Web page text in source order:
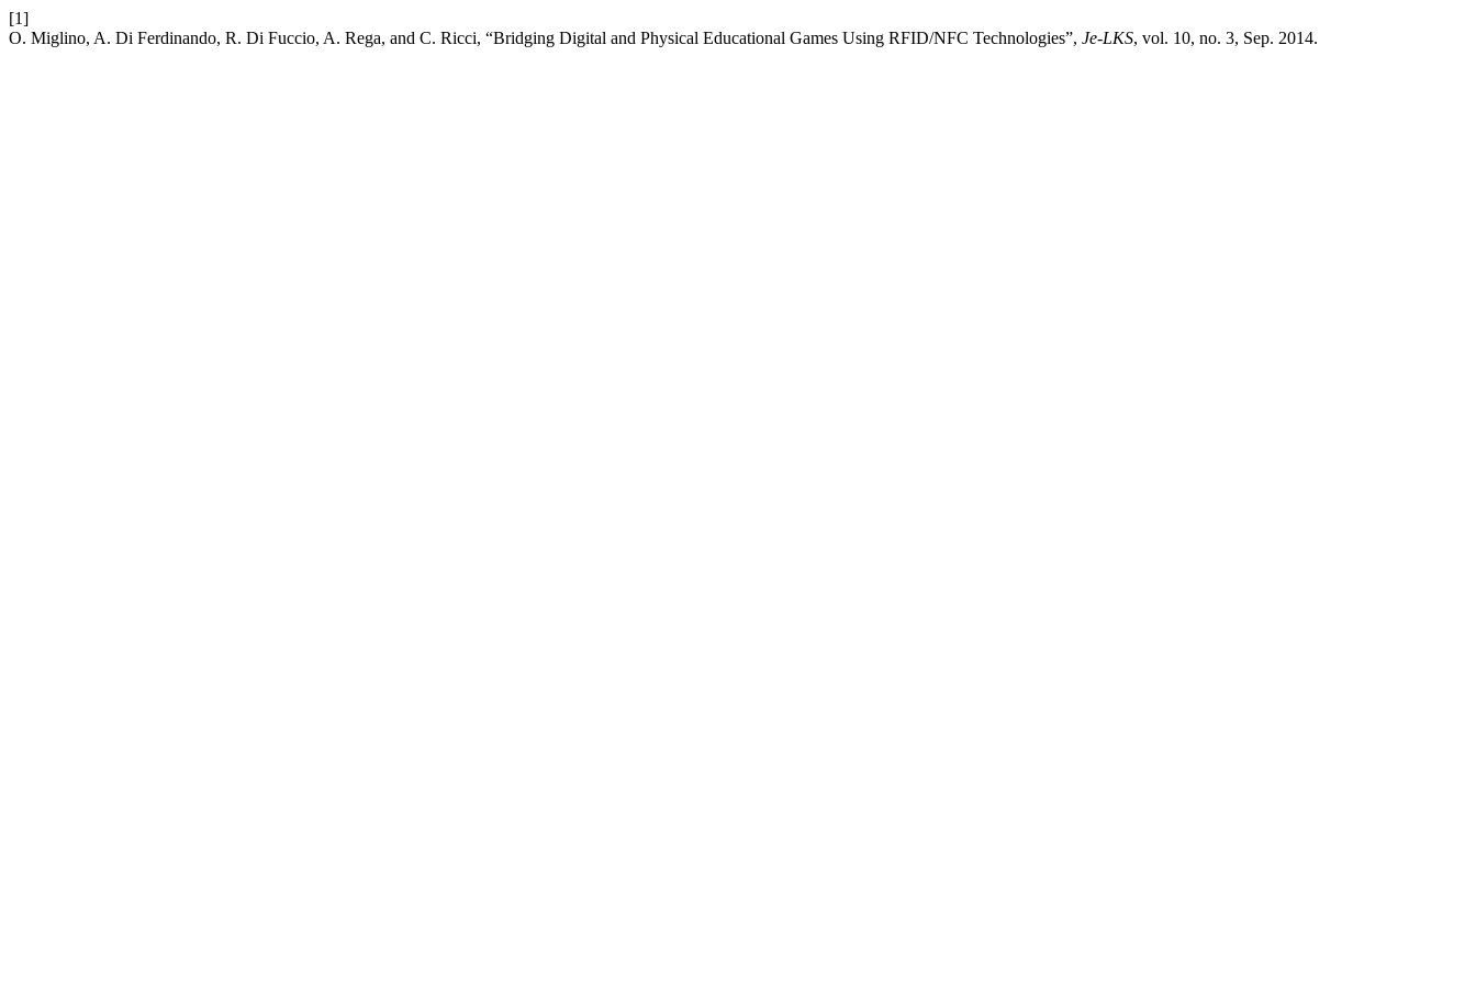
[1]
O. Miglino, A. Di Ferdinando, R. Di Fuccio, A. Rega, and C. Ricci, “Bridging Digital and Physical Educational Games Using RFID/NFC Technologies”, Je-LKS, vol. 10, no. 3, Sep. 2014.